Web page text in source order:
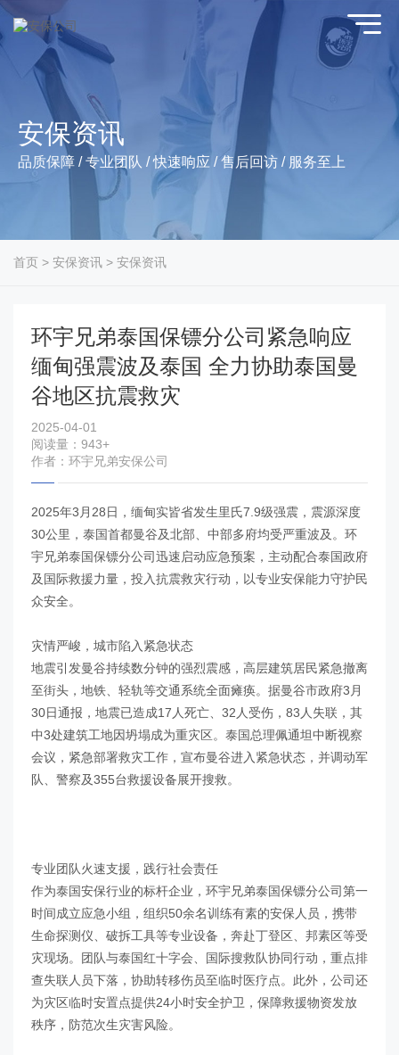
安保资讯
品质保障 / 专业团队 / 快速响应 / 售后回访 / 服务至上
首页 > 安保资讯 > 安保资讯
环宇兄弟泰国保镖分公司紧急响应
缅甸强震波及泰国 全力协助泰国曼
谷地区抗震救灾
2025-04-01
阅读量：943+
作者：环宇兄弟安保公司
2025年3月28日，缅甸实皆省发生里氏7.9级强震，震源深度
30公里，泰国首都曼谷及北部、中部多府均受严重波及。环
宇兄弟泰国保镖分公司迅速启动应急预案，主动配合泰国政府
及国际救援力量，投入抗震救灾行动，以专业安保能力守护民
众安全。
灾情严峻，城市陷入紧急状态
地震引发曼谷持续数分钟的强烈震感，高层建筑居民紧急撤离
至街头，地铁、轻轨等交通系统全面瘫痪。据曼谷市政府3月
30日通报，地震已造成17人死亡、32人受伤，83人失联，其
中3处建筑工地因坍塌成为重灾区。泰国总理佩通坦中断视察
会议，紧急部署救灾工作，宣布曼谷进入紧急状态，并调动军
队、警察及355台救援设备展开搜救。
专业团队火速支援，践行社会责任
作为泰国安保行业的标杆企业，环宇兄弟泰国保镖分公司第一
时间成立应急小组，组织50余名训练有素的安保人员，携带
生命探测仪、破拆工具等专业设备，奔赴丁登区、邦素区等受
灾现场。团队与泰国红十字会、国际搜救队协同行动，重点排
查失联人员下落，协助转移伤员至临时医疗点。此外，公司还
为灾区临时安置点提供24小时安全护卫，保障救援物资发放
秩序，防范次生灾害风险。